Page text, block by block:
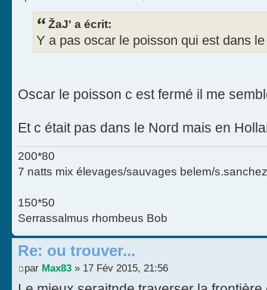
ŽaJ' a écrit:
Y a pas oscar le poisson qui est dans
Oscar le poisson c est fermé il me
Et c était pas dans le Nord mais en
200*80
7 natts mix élevages/sauvages belem/
150*50
Serrassalmus rhombeus Bob
Re: ou trouver...
par Max83 » 17 Fév 2015, 21:56